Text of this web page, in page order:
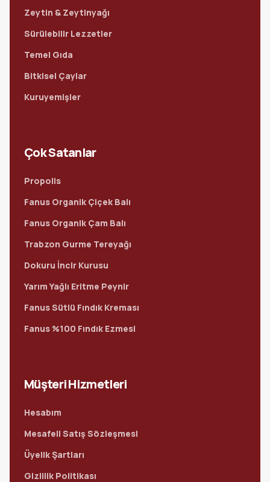
Zeytin & Zeytinyağı
Sürülebilir Lezzetler
Temel Gıda
Bitkisel Çaylar
Kuruyemişler
Çok Satanlar
Propolis
Fanus Organik Çiçek Balı
Fanus Organik Çam Balı
Trabzon Gurme Tereyağı
Dokuru İncir Kurusu
Yarım Yağlı Eritme Peynir
Fanus Sütlü Fındık Kreması
Fanus %100 Fındık Ezmesi
Müşteri Hizmetleri
Hesabım
Mesafeli Satış Sözleşmesi
Üyelik Şartları
Gizlilik Politikası